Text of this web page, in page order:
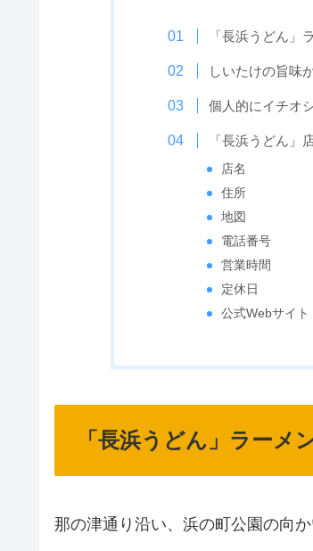
「長浜うどん」
しいたけの旨味
個人的にイチオ
「長浜うどん」
店名
住所
地図
電話番号
営業時間
定休日
公式Webサイト
「長浜うどん」ラー
那の津通り沿い、浜の町公園の向か